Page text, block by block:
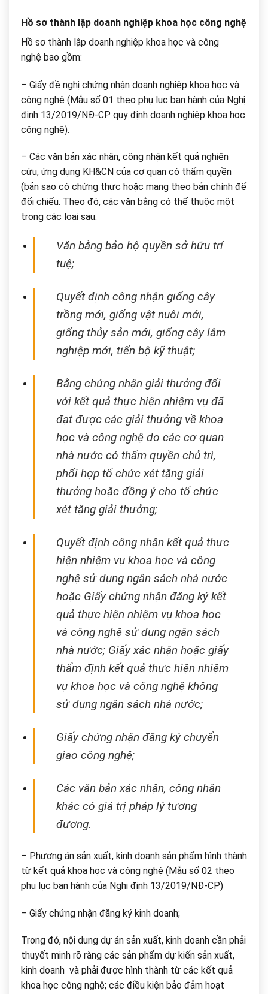
Hồ sơ thành lập doanh nghiệp khoa học công nghệ
Hồ sơ thành lập doanh nghiệp khoa học và công
nghệ bao gồm:
– Giấy đề nghị chứng nhận doanh nghiệp khoa học và
công nghệ (Mẫu số 01 theo phụ lục ban hành của Nghị
định 13/2019/NĐ-CP quy định doanh nghiệp khoa học
công nghệ).
– Các văn bản xác nhận, công nhận kết quả nghiên
cứu, ứng dụng KH&CN của cơ quan có thẩm quyền
(bản sao có chứng thực hoặc mang theo bản chính để
đối chiếu. Theo đó, các văn bằng có thể thuộc một
trong các loại sau:
Văn bằng bảo hộ quyền sở hữu trí
tuệ;
Quyết định công nhận giống cây
trồng mới, giống vật nuôi mới,
giống thủy sản mới, giống cây lâm
nghiệp mới, tiến bộ kỹ thuật;
Bằng chứng nhận giải thưởng đối
với kết quả thực hiện nhiệm vụ đã
đạt được các giải thưởng về khoa
học và công nghệ do các cơ quan
nhà nước có thẩm quyền chủ trì,
phối hợp tổ chức xét tặng giải
thưởng hoặc đồng ý cho tổ chức
xét tặng giải thưởng;
Quyết định công nhận kết quả thực
hiện nhiệm vụ khoa học và công
nghệ sử dụng ngân sách nhà nước
hoặc Giấy chứng nhận đăng ký kết
quả thực hiện nhiệm vụ khoa học
và công nghệ sử dụng ngân sách
nhà nước; Giấy xác nhận hoặc giấy
thẩm định kết quả thực hiện nhiệm
vụ khoa học và công nghệ không
sử dụng ngân sách nhà nước;
Giấy chứng nhận đăng ký chuyển
giao công nghệ;
Các văn bản xác nhận, công nhận
khác có giá trị pháp lý tương
đương.
– Phương án sản xuất, kinh doanh sản phẩm hình thành
từ kết quả khoa học và công nghệ (Mẫu số 02 theo
phụ lục ban hành của Nghị định 13/2019/NĐ-CP)
– Giấy chứng nhận đăng ký kinh doanh;
Trong đó, nội dung dự án sản xuất, kinh doanh cần phải
thuyết minh rõ ràng các sản phẩm dự kiến sản xuất,
kinh doanh và phải được hình thành từ các kết quả
khoa học công nghệ; các điều kiện bảo đảm hoạt